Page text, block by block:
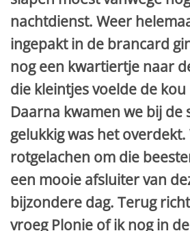
nachtdienst. Weer
ingepakt in de brancard
nog een kwartiertje naar
die kleintjes voelde de
Daarna kwamen we bij de
gelukkig was het
rotgelachen om die
een mooie afsluiter van
bijzondere dag. Terug
vroeg Plonie of ik nog in